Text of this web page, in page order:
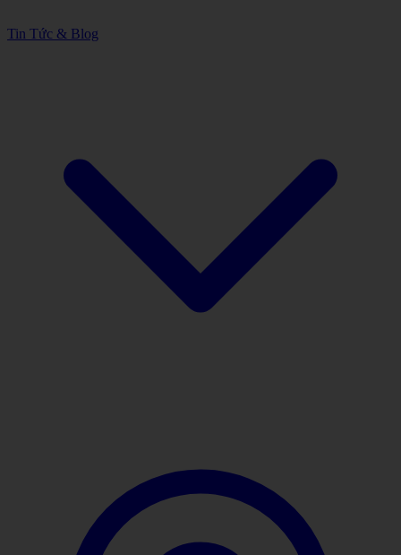
Tin Tức & Blog